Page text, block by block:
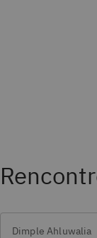
Dimple Ahluwalia